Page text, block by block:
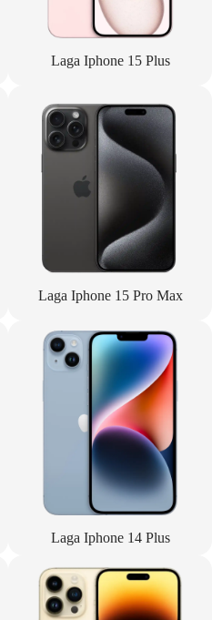
Laga Iphone 15 Plus
Laga Iphone 15 Pro Max
Laga Iphone 14 Plus